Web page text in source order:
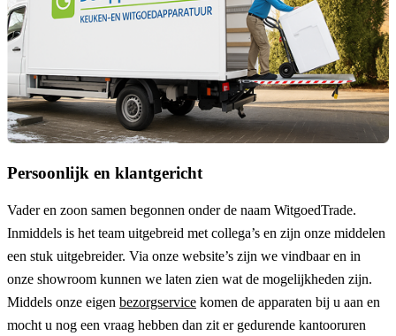
Persoonlijk en klantgericht
Vader en zoon samen begonnen onder de naam WitgoedTrade.
Inmiddels is het team uitgebreid met collega’s en zijn onze middelen
een stuk uitgebreider. Via onze website’s zijn we vindbaar en in
onze showroom kunnen we laten zien wat de mogelijkheden zijn.
Middels onze eigen bezorgservice komen de apparaten bij u aan en
mocht u nog een vraag hebben dan zit er gedurende kantooruren